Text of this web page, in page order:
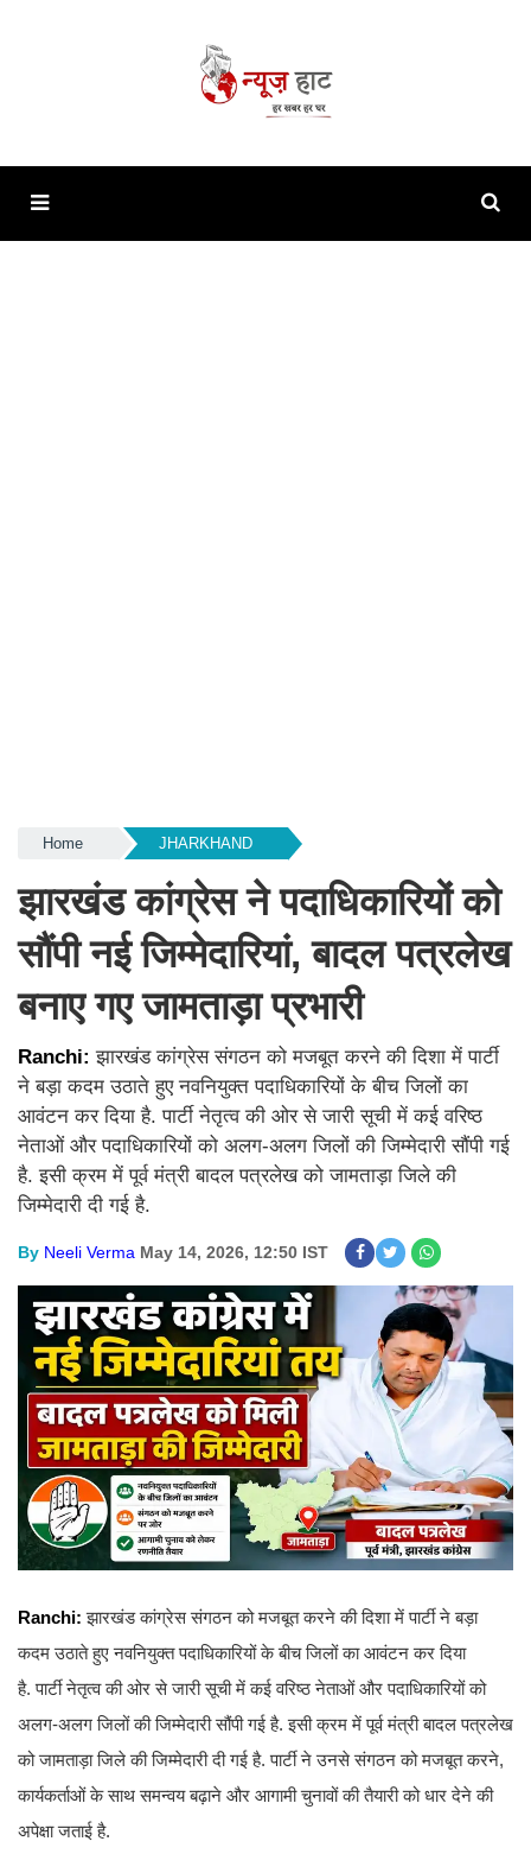
Home JHARKHAND
झारखंड कांग्रेस ने पदाधिकारियों को
सौंपी नई जिम्मेदारियां, बादल पत्रलेख
बनाए गए जामताड़ा प्रभारी
Ranchi:झारखंड कांग्रेस संगठन को मजबूत करने की दिशा में पार्टी
ने बड़ा कदम उठाते हुए नवनियुक्त पदाधिकारियों के बीच जिलों का
आवंटन कर दिया है. पार्टी नेतृत्व की ओर से जारी सूची में कई वरिष्ठ
नेताओं और पदाधिकारियों को अलग-अलग जिलों की जिम्मेदारी सौंपी गई
है. इसी क्रम में पूर्व मंत्री बादल पत्रलेख को जामताड़ा जिले की
जिम्मेदारी दी गई है.
By Neeli Verma May 14, 2026, 12:50 IST
Ranchi: झारखंड कांग्रेस संगठन को मजबूत करने की दिशा में पार्टी ने बड़ा
कदम उठाते हुए नवनियुक्त पदाधिकारियों के बीच जिलों का आवंटन कर दिया
है. पार्टी नेतृत्व की ओर से जारी सूची में कई वरिष्ठ नेताओं और पदाधिकारियों को
अलग-अलग जिलों की जिम्मेदारी सौंपी गई है. इसी क्रम में पूर्व मंत्री बादल पत्रलेख
को जामताड़ा जिले की जिम्मेदारी दी गई है. पार्टी ने उनसे संगठन को मजबूत करने,
कार्यकर्ताओं के साथ समन्वय बढ़ाने और आगामी चुनावों की तैयारी को धार देने की
अपेक्षा जताई है.